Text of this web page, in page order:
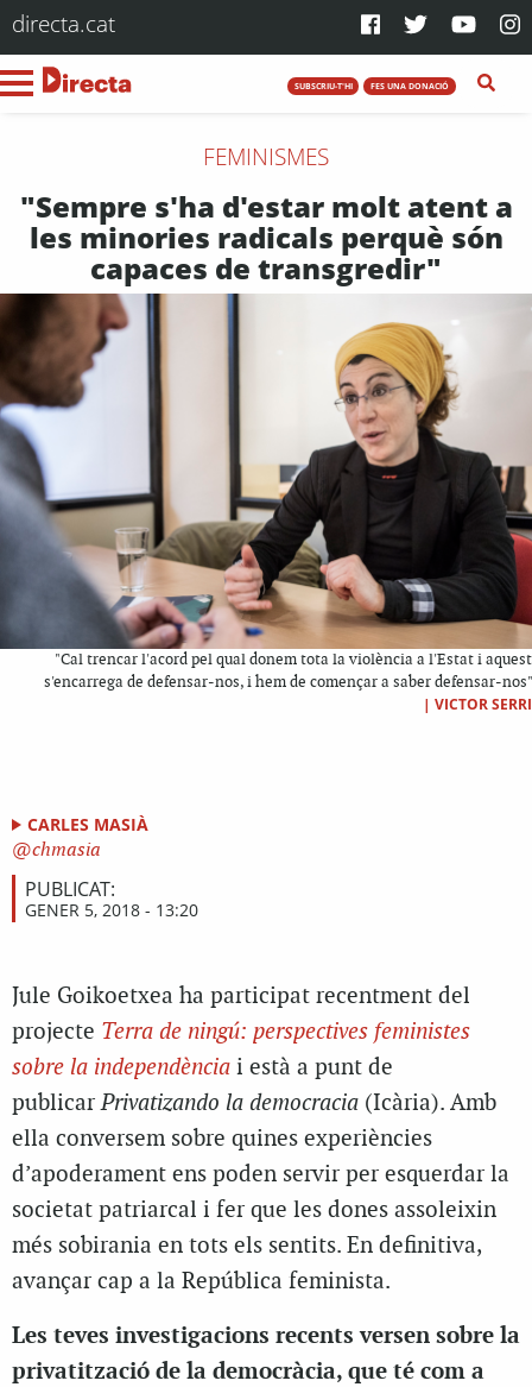
directa.cat
SUBSCRIU-T'HI FES UNA DONACIÓ
FEMINISMES
"Sempre s'ha d'estar molt atent a
les minories radicals perquè són
capaces de transgredir"
"Cal trencar l'acord pel qual donem tota la violència a l'Estat i aquest
s'encarrega de defensar-nos, i hem de començar a saber defensar-nos"
| VICTOR SERRI
CARLES MASIÀ
chmasia
PUBLICAT:
GENER 5, 2018 - 13:20
Jule Goikoetxea ha participat recentment del
projecte Terra de ningú: perspectives feministes
sobre la independència i està a punt de
publicarPrivatizando la democracia (Icària). Amb
ella conversem sobre quines experiències
d’apoderament ens poden servir per esquerdar la
societat patriarcal i fer que les dones assoleixin
més sobirania en tots els sentits. En definitiva,
avançar cap a la República feminista.
Les teves investigacions recents versen sobre la
privatització de la democràcia, que té com a